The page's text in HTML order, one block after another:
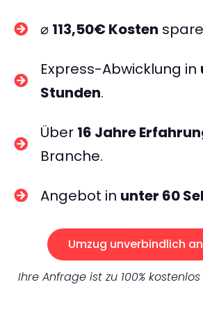
⌀ 113,50€ Kosten
Express-Abwicklung in
Stunden.
Über 16 Jahre
Branche.
Angebot in unter 60
Umzug unverbindlich
Ihre Anfrage ist zu 100%